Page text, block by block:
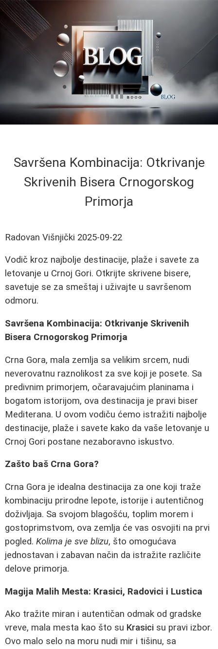
Savršena Kombinacija: Otkrivanje
Skrivenih Bisera Crnogorskog
Primorja
Radovan Višnjički 2025-09-22
Vodič kroz najbolje destinacije, plaže i savete za
letovanje u Crnoj Gori. Otkrijte skrivene bisere,
savetuje se za smeštaj i uživajte u savršenom
odmoru.
Savršena Kombinacija: Otkrivanje Skrivenih
Bisera Crnogorskog Primorja
Crna Gora, mala zemlja sa velikim srcem, nudi
neverovatnu raznolikost za sve koji je posete. Sa
predivnim primorjem, očaravajućim planinama i
bogatom istorijom, ova destinacija je pravi biser
Mediterana. U ovom vodiču ćemo istražiti najbolje
destinacije, plaže i savete kako da vaše letovanje u
Crnoj Gori postane nezaboravno iskustvo.
Zašto baš Crna Gora?
Crna Gora je idealna destinacija za one koji traže
kombinaciju prirodne lepote, istorije i autentičnog
doživljaja. Sa svojom blagošću, toplim morem i
gostoprimstvom, ova zemlja će vas osvojiti na prvi
pogled. Kolima je sve blizu, što omogućava
jednostavan i zabavan način da istražite različite
delove primorja.
Magija Malih Mesta: Krasici, Radovici i Lustica
Ako tražite miran i autentičan odmak od gradske
vreve, mala mesta kao što su Krasici su pravi izbor.
Ovo malo selo na moru nudi mir i tišinu, sa